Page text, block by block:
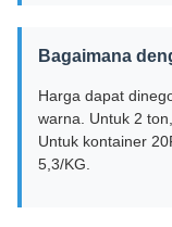
Bagaimana
Harga dapat
warna. Untuk 2
Untuk kontainer
5,3/KG.